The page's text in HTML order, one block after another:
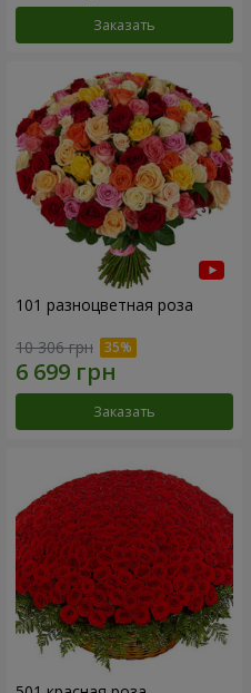
Заказать
101 разноцветная роза
10 306 грн
Заказать